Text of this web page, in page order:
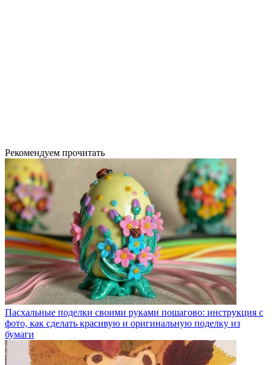
Рекомендуем прочитать
Пасхальные поделки своими руками пошагово: инструкция с
фото, как сделать красивую и оригинальную поделку из
бумаги